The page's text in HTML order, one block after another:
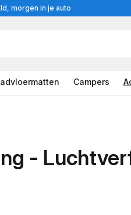
morgen in je auto
Campers
-